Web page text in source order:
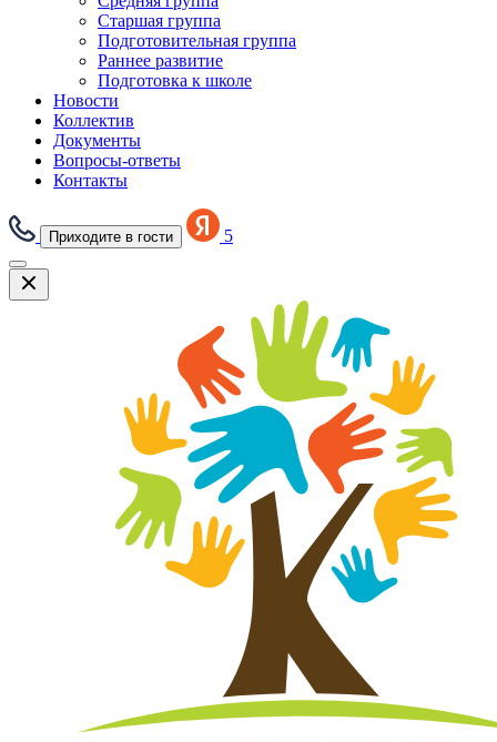
Старшая группа
Подготовительная группа
Раннее развитие
Подготовка к школе
Новости
Коллектив
Документы
Вопросы-ответы
Контакты
Приходите в гости 5